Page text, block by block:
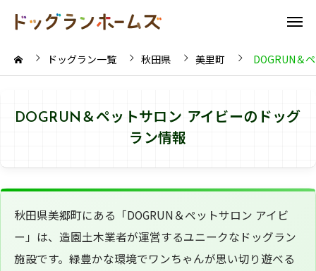
ドッグラン一覧 秋田県 美里町 DOGRUN＆
DOGRUN＆ペットサロン アイビーのドッグ
ラン情報
秋田県美郷町にある「DOGRUN＆ペットサロン アイビ
ー」は、造園土木業者が運営するユニークなドッグラン
施設です。緑豊かな環境でワンちゃんが思い切り遊べる